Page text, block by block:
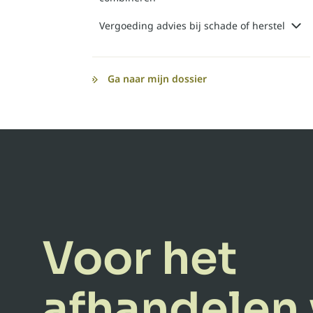
Vergoeding advies bij schade of herstel
Ga naar mijn dossier
Voor het